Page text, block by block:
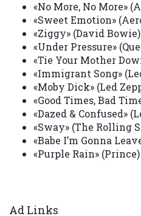
«No More, No More»
«Sweet Emotion»
«Ziggy» (David Bowie)
«Under Pressure»
«Tie Your Mother
«Immigrant Song»
«Moby Dick» (Led
«Good Times, Bad
«Dazed & Confused»
«Sway» (The Rolling
«Babe I’m Gonna
«Purple Rain» (Prince)
Ad Links